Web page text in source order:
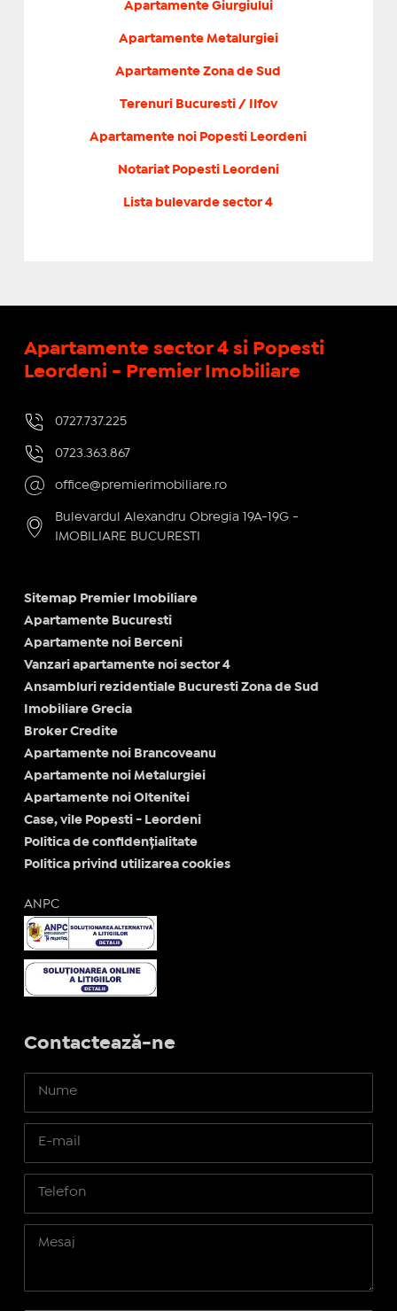
Apartamente Giurgiului
Apartamente Metalurgiei
Apartamente Zona de Sud
Terenuri Bucuresti / Ilfov
Apartamente noi Popesti Leordeni
Notariat Popesti Leordeni
Lista bulevarde sector 4
Apartamente sector 4 si Popesti
Leordeni - Premier Imobiliare
0727.737.225
0723.363.867
office@premierimobiliare.ro
Bulevardul Alexandru Obregia 19A-19G -
IMOBILIARE BUCURESTI
Sitemap Premier Imobiliare
Apartamente Bucuresti
Apartamente noi Berceni
Vanzari apartamente noi sector 4
Ansambluri rezidentiale Bucuresti Zona de Sud
Imobiliare Grecia
Broker Credite
Apartamente noi Brancoveanu
Apartamente noi Metalurgiei
Apartamente noi Oltenitei
Case, vile Popesti - Leordeni
Politica de confidențialitate
Politica privind utilizarea cookies
ANPC
Contactează-ne